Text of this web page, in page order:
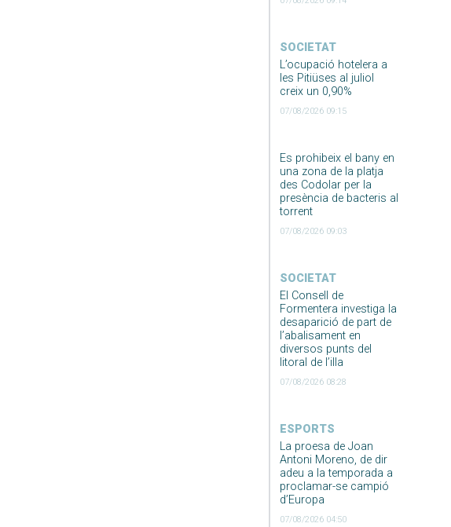
SOCIETAT
L’ocupació hotelera a
les Pitiüses al juliol
creix un 0,90%
07/08/2026 09:15
Es prohibeix el bany en
una zona de la platja
des Codolar per la
presència de bacteris al
torrent
07/08/2026 09:03
SOCIETAT
El Consell de
Formentera investiga la
desaparició de part de
l’abalisament en
diversos punts del
litoral de l’illa
07/08/2026 08:28
ESPORTS
La proesa de Joan
Antoni Moreno, de dir
adeu a la temporada a
proclamar-se campió
d’Europa
07/08/2026 04:50